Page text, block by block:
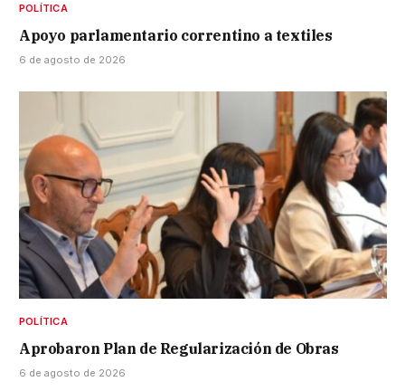
POLÍTICA
Apoyo parlamentario correntino a textiles
6 de agosto de 2026
POLÍTICA
Aprobaron Plan de Regularización de Obras
6 de agosto de 2026